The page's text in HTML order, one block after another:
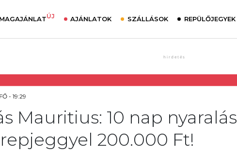
ÚJ AJÁNLATOK SZÁLLÁSOK REPÜLŐJEGYEK
- 19:29
Mauritius: 10 nap nyaralás
200.000 Ft!